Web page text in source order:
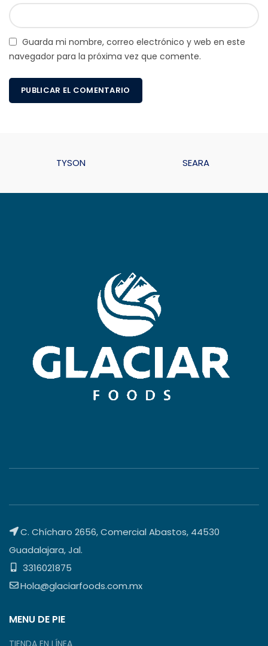
Guarda mi nombre, correo electrónico y web en este
navegador para la próxima vez que comente.
TYSON SEARA
C. Chícharo 2656, Comercial Abastos, 44530
Guadalajara, Jal.
3316021875
Hola@glaciarfoods.com.mx
MENU DE PIE
TIENDA EN LÍNEA